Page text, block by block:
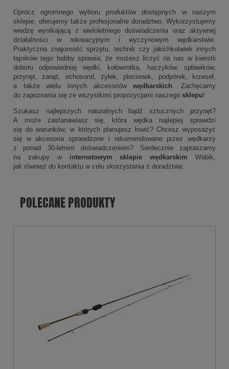
Oprócz ogromnego wyboru produktów dostępnych w naszym
sklepie, oferujemy także profesjonalne doradztwo. Wykorzystujemy
wiedzę wynikającą z wieloletniego doświadczenia oraz aktywnej
działalności w rekreacyjnym i wyczynowym wędkarstwie.
Praktyczna znajomość sprzętu, technik czy jakichkolwiek innych
tajników tego hobby sprawia, że możesz liczyć na nas w kwestii
doboru odpowiedniej wędki, kołowrotka, haczyków, spławików,
przynęt, zanęt, echosond, żyłek, plecionek, podpórek, krzeseł,
a także wielu innych akcesoriówwędkarskich . Zachęcamy
do zapoznania się ze wszystkimi propozycjami naszego sklepu!
Szukasz najlepszych naturalnych bądź sztucznych przynęt?
A może zastanawiasz się, która wędka najlepiej sprawdzi
się do warunków, w których planujesz łowić? Chcesz wyposażyć
się w akcesoria sprawdzone i rekomendowane przez wędkarzy
z ponad 30-letnim doświadczeniem? Serdecznie zapraszamy
na zakupy w internetowym sklepie wędkarskim Wabik,
jak również do kontaktu w celu skorzystania z doradztwa.
POLECANE PRODUKTY